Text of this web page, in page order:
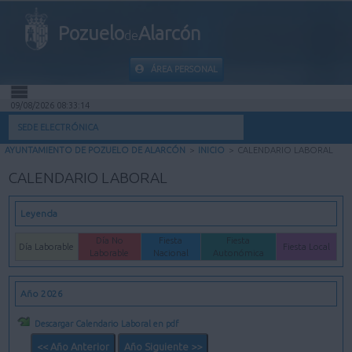
PozuelodeAlarcón
ÁREA PERSONAL
INICIO
MI CARPETA
INFORMACIÓN MUNICIPAL
AYUDA
09/08/2026 08:33:14
SEDE ELECTRÓNICA
AYUNTAMIENTO DE POZUELO DE ALARCÓN > INICIO > CALENDARIO LABORAL
CALENDARIO LABORAL
Leyenda
Día Laborable
Día No
Laborable
Fiesta
Nacional
Fiesta Local
Año 2026
Descargar Calendario Laboral en pdf
<< Año Anterior Año Siguiente >>